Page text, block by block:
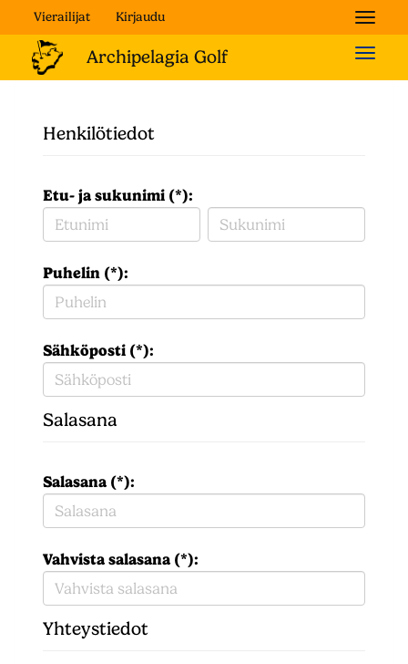
Vierailijat Kirjaudu
Henkilötiedot
Etu- ja sukunimi (*):
Puhelin (*):
Sähköposti (*):
Salasana
Salasana (*):
Vahvista salasana (*):
Yhteystiedot